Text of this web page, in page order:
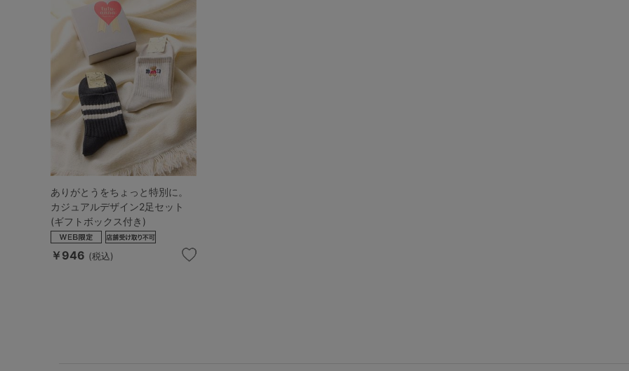
C65 C70
D65 D70
E65 E70
F65 F70
G65
H70 H75
SS S
L LL
ありがとうをちょっと特別に。
カジュアルデザイン2足セット
(ギフトボックス付き)
￥946 (税込)